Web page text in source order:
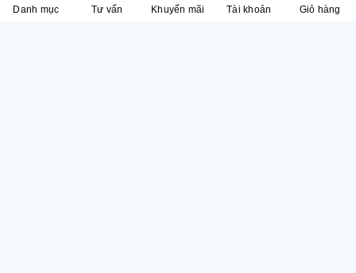
Danh mục Tư vấn Khuyến mãi Tài khoản Giỏ hàng